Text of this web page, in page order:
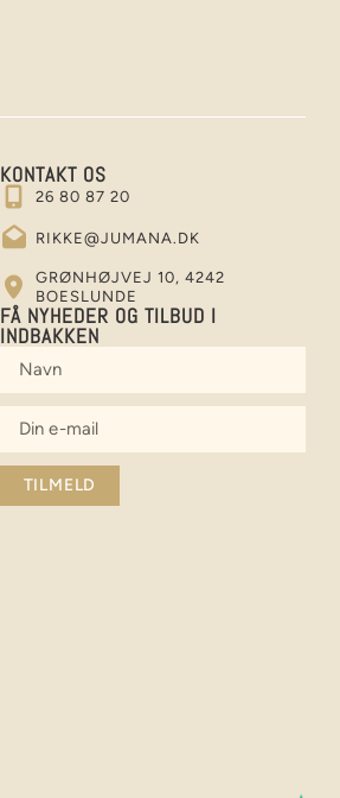
KONTAKT OS
26 80 87 20
RIKKE@JUMANA.DK
GRØNHØJVEJ 10, 4242
BOESLUNDE
FÅ NYHEDER OG TILBUD I
INDBAKKEN
TILMELD